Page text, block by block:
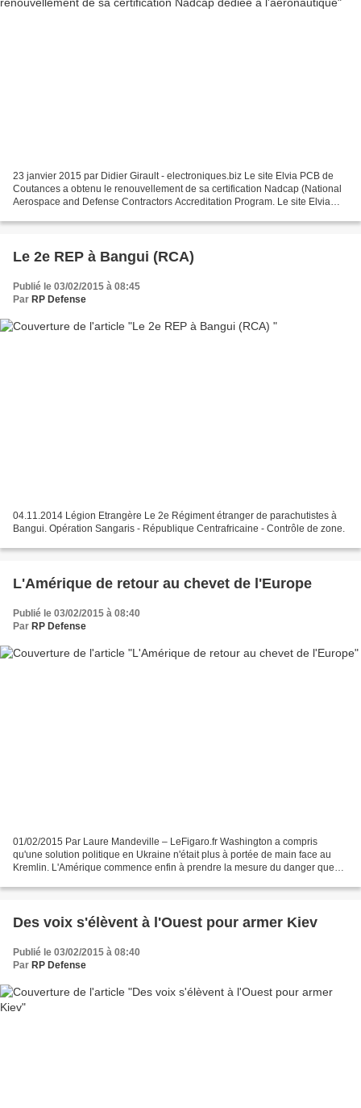
23 janvier 2015 par Didier Girault - electroniques.biz Le site Elvia PCB de
Coutances a obtenu le renouvellement de sa certification Nadcap (National
Aerospace and Defense Contractors Accreditation Program. Le site Elvia
Le 2e REP à Bangui (RCA)
Publié le 03/02/2015 à 08:45
Par RP Defense
04.11.2014 Légion Etrangère Le 2e Régiment étranger de parachutistes à
Bangui. Opération Sangaris - République Centrafricaine - Contrôle de zone.
L'Amérique de retour au chevet de l'Europe
Publié le 03/02/2015 à 08:40
Par RP Defense
01/02/2015 Par Laure Mandeville – LeFigaro.fr Washington a compris
qu'une solution politique en Ukraine n'était plus à portée de main face au
Kremlin. L'Amérique commence enfin à prendre la mesure du danger que
Des voix s'élèvent à l'Ouest pour armer Kiev
Publié le 03/02/2015 à 08:40
Par RP Defense